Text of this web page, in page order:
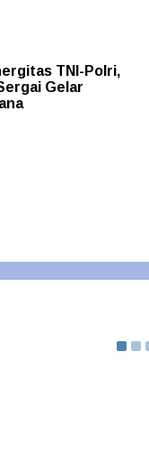
TNI-Polri,
Gelar